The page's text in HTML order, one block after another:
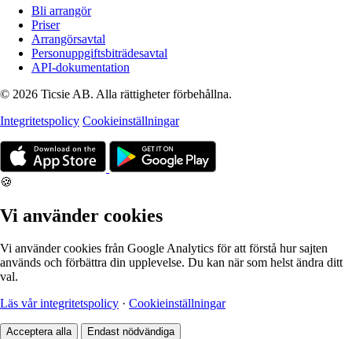
Bli arrangör
Priser
Arrangörsavtal
Personuppgiftsbiträdesavtal
API-dokumentation
© 2026 Ticsie AB. Alla rättigheter förbehållna.
Integritetspolicy Cookieinställningar
🍪
Vi använder cookies
Vi använder cookies från Google Analytics för att förstå hur sajten
används och förbättra din upplevelse. Du kan när som helst ändra ditt
val.
Läs vår integritetspolicy · Cookieinställningar
Acceptera alla Endast nödvändiga